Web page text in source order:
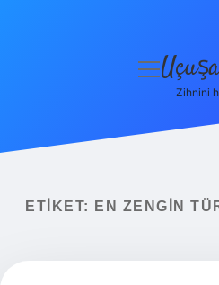
Yasal Uyarı
menüyü
Zihnini
ETIKET: EN ZENGIN